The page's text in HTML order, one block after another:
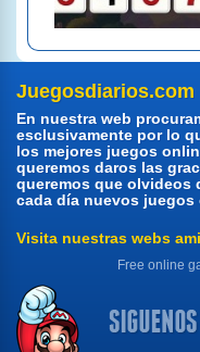
Juegosdiarios.com
En nuestra web
esclusivamente por lo
los mejores juegos
queremos daros las
queremos que olvideos
cada día nuevos
Visita nuestras webs
Free online